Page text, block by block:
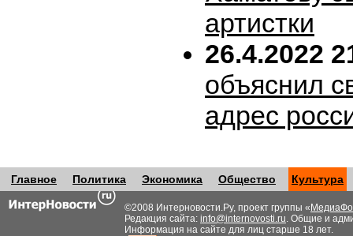
артистки
26.4.2022
объяснил
адрес
Главное Политика Экономика Общество Культура
©2008 Интерновости.Ру, проект группы «
Редакция сайта: info@internovosti.ru. Общие и
Информация на сайте для лиц старше 18 лет.